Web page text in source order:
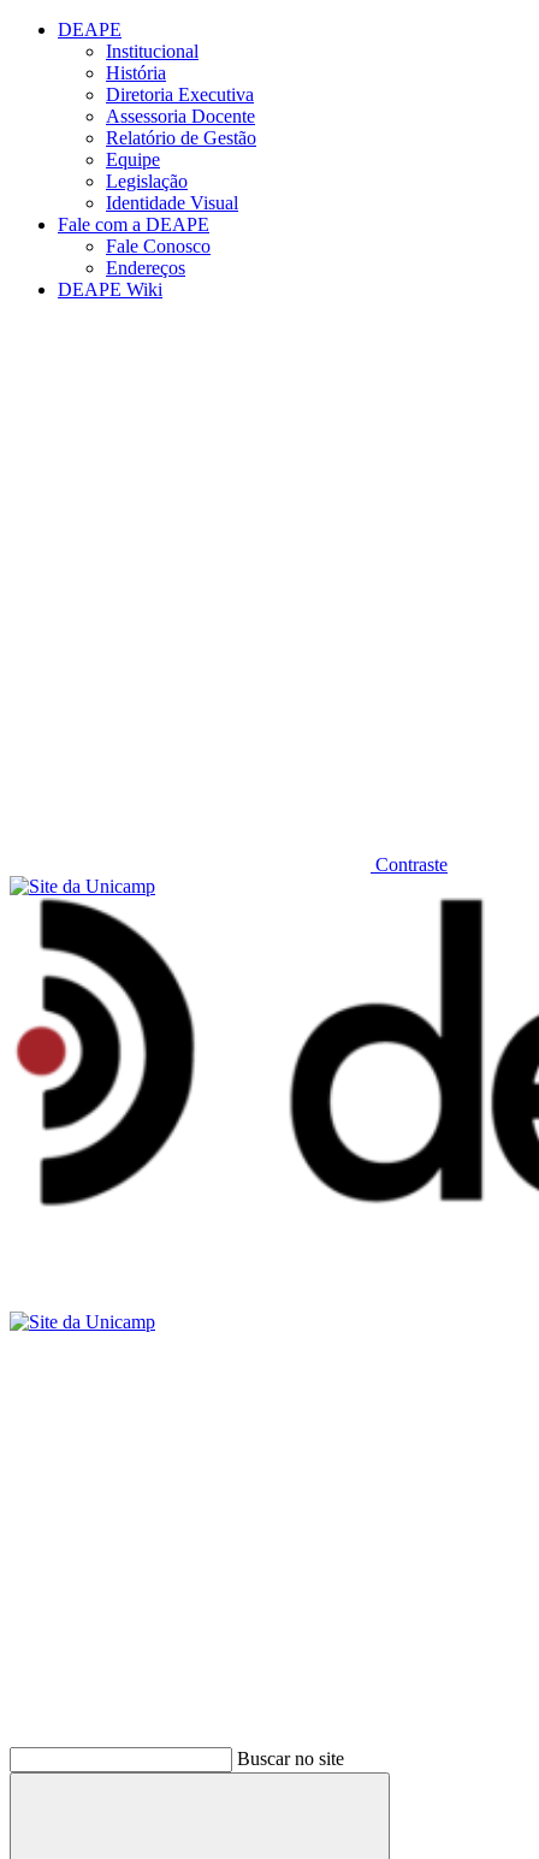
Conteúdo principal
DEAPE
Institucional
História
Diretoria Executiva
Assessoria Docente
Relatório de Gestão
Equipe
Legislação
Identidade Visual
Fale com a DEAPE
Fale Conosco
Endereços
DEAPE Wiki
Contraste
Buscar no site